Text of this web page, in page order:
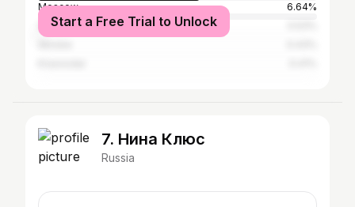
Moscow
6.64%
Sochi
Start a Free Trial to Unlock
7. Нина Клюс
Russia